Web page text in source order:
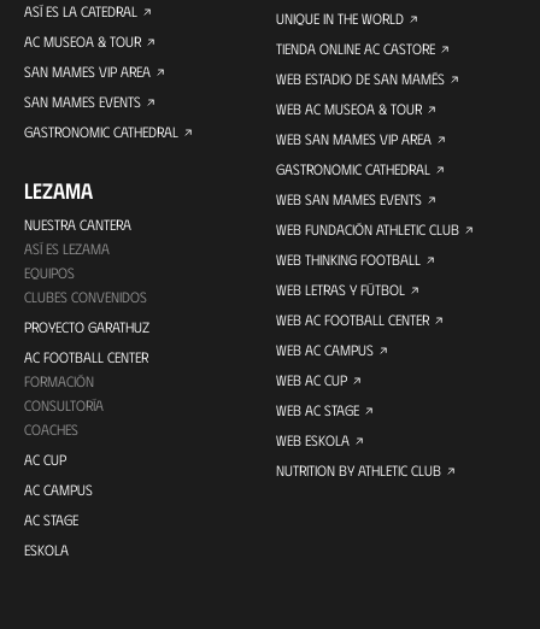
ASÍ ES LA CATEDRAL
AC MUSEOA & TOUR
SAN MAMES VIP AREA
SAN MAMES EVENTS
GASTRONOMIC CATHEDRAL
LEZAMA
NUESTRA CANTERA
ASÍ ES LEZAMA
EQUIPOS
CLUBES CONVENIDOS
PROYECTO GARATHUZ
AC FOOTBALL CENTER
FORMACIÓN
CONSULTORÍA
COACHES
AC CUP
AC CAMPUS
AC STAGE
ESKOLA
UNIQUE IN THE WORLD
TIENDA ONLINE AC CASTORE
WEB ESTADIO DE SAN MAMÉS
WEB AC MUSEOA & TOUR
WEB SAN MAMES VIP AREA
GASTRONOMIC CATHEDRAL
WEB SAN MAMES EVENTS
WEB FUNDACIÓN ATHLETIC CLUB
WEB THINKING FOOTBALL
WEB LETRAS Y FÚTBOL
WEB AC FOOTBALL CENTER
WEB AC CAMPUS
WEB AC CUP
WEB AC STAGE
WEB ESKOLA
NUTRITION BY ATHLETIC CLUB